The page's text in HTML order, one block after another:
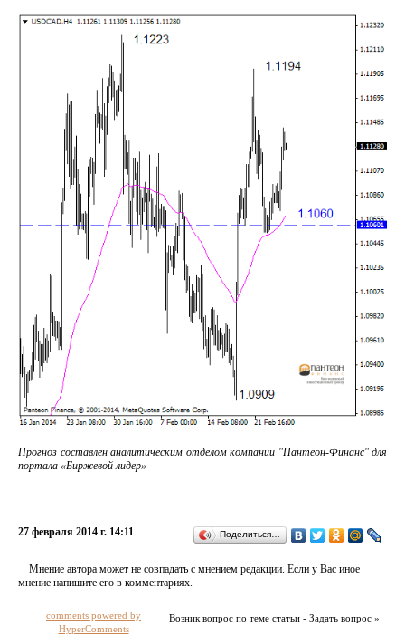
Прогноз составлен аналитическим отделом компании "Пантеон-Финанс" для
портала «Биржевой лидер»
27 февраля 2014 г. 14:11 Поделиться…
Мнение автора может не совпадать с мнением редакции. Если у Вас иное
мнение напишите его в комментариях.
Возник вопрос по теме статьи - Задать вопрос »
comments powered by
HyperComments